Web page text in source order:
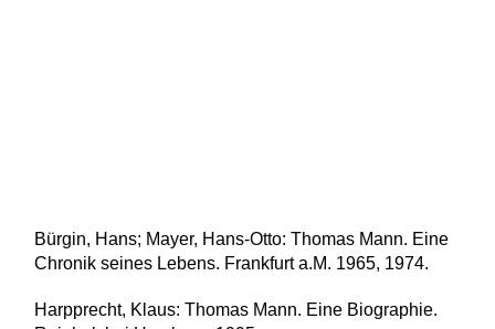
Bürgin, Hans; Mayer, Hans-Otto: Thomas Mann. Eine
Chronik seines Lebens. Frankfurt a.M. 1965, 1974.
Harpprecht, Klaus: Thomas Mann. Eine Biographie.